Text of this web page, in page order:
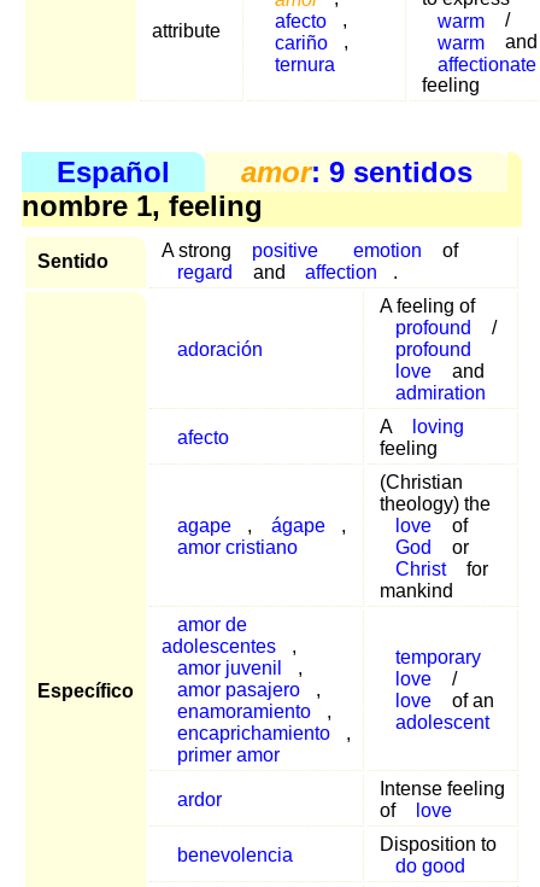
attribute
afecto
,
cariño
,
ternura
warm
/
warm
and
affectionate
feeling
Español amor: 9 sentidos
nombre 1, feeling
Sentido
A strong positive emotion
of
regard
and affection .
Específico
adoración
A feeling of
profound
/
profound
love
and
admiration
afecto
A
loving
feeling
agape , ágape
,
amor cristiano
(Christian
theology) the
love
of
God
or
Christ
for
mankind
amor de
adolescentes
,
amor juvenil
,
amor pasajero
,
enamoramiento
,
encaprichamiento
,
primer amor
temporary
love
/
love
of an
adolescent
ardor
Intense feeling
of
love
benevolencia
Disposition to
do good